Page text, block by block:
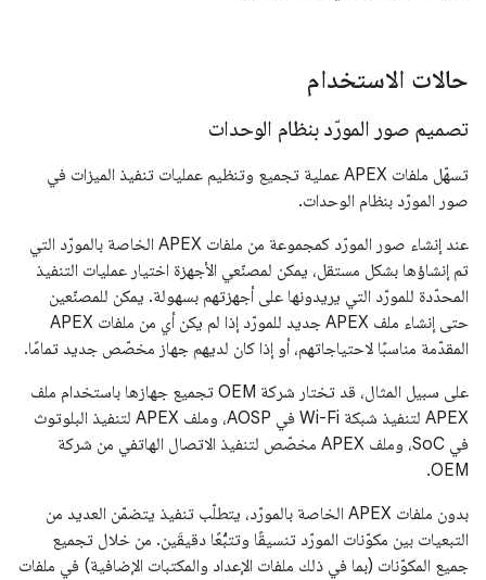
حالات الاستخدام
تصميم صور المورّد بنظام الوحدات
تسهّل ملفات APEX عملية تجميع وتنظيم عمليات تنفيذ الميزات في
صور المورّد بنظام الوحدات.
عند إنشاء صور المورّد كمجموعة من ملفات APEX الخاصة بالمورّد التي
تم إنشاؤها بشكل مستقل، يمكن لمصنّعي الأجهزة اختيار عمليات التنفيذ
المحدّدة للمورّد التي يريدونها على أجهزتهم بسهولة. يمكن للمصنّعين
حتى إنشاء ملف APEX جديد للمورّد إذا لم يكن أي من ملفات APEX
المقدّمة مناسبًا لاحتياجاتهم، أو إذا كان لديهم جهاز مخصّص جديد تمامًا.
على سبيل المثال، قد تختار شركة OEM تجميع جهازها باستخدام ملف
APEX لتنفيذ شبكة Wi-Fi في AOSP، وملف APEX لتنفيذ البلوتوث
في SoC، وملف APEX مخصّص لتنفيذ الاتصال الهاتفي من شركة
OEM.
بدون ملفات APEX الخاصة بالمورّد، يتطلّب تنفيذ يتضمّن العديد من
التبعيات بين مكوّنات المورّد تنسيقًا وتتبُّعًا دقيقَين. من خلال تجميع
جميع المكوّنات (بما في ذلك ملفات الإعداد والمكتبات الإضافية) في ملفات